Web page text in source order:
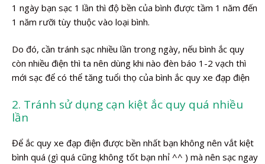
1 ngày bạn sạc 1 lần thì độ bền của bình được tầm 1 năm đến
1 năm rưỡi tùy thuộc vào loại bình.
Do đó, cần tránh sạc nhiều lần trong ngày, nếu bình ắc quy
còn nhiều điện thì ta nên dùng khi nào đèn báo 1-2 vạch thì
mới sạc để có thể tăng tuổi thọ của bình ắc quy xe đạp điện
2. Tránh sử dụng cạn kiệt ắc quy quá nhiều
lần
Để ắc quy xe đạp điện được bền nhất bạn không nên vắt kiệt
bình quá (gì quá cũng không tốt bạn nhỉ ^^ ) mà nên sạc ngay